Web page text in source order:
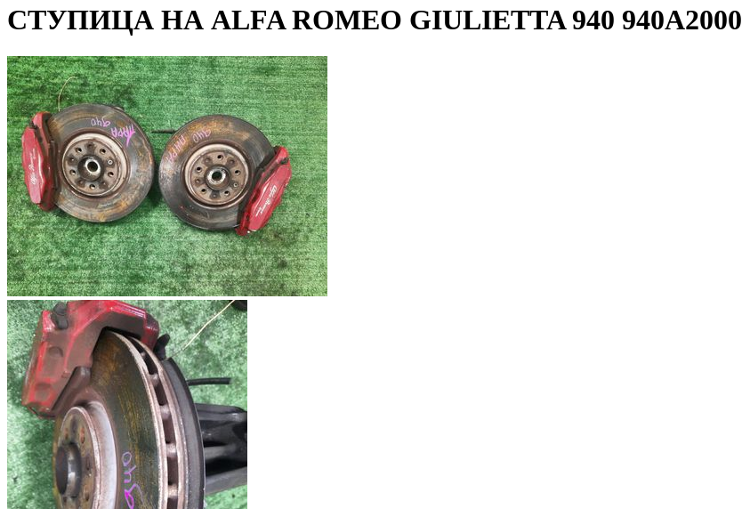
СТУПИЦА НА ALFA ROMEO GIULIETTA 940 940A2000